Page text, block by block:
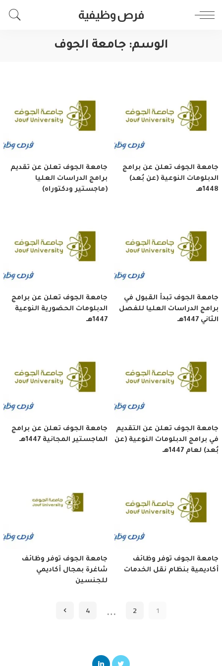
فرص وظيفية
الوسم: جامعة الجوف
جامعة الجوف تعلن عن برامج
الدبلومات النوعية (عن بُعد)
1448هـ
جامعة الجوف تعلن عن تقديم
برامج الدراسات العليا
(ماجستير ودكتوراه)
جامعة الجوف تبدأ القبول في
برامج الدراسات العليا للفصل
الثاني 1447هـ
جامعة الجوف تعلن عن برامج
الدبلومات الحضورية النوعية
1447هـ
جامعة الجوف تعلن عن التقديم
في برامج الدبلومات النوعية (عن
بُعد) لعام 1447هـ
جامعة الجوف تعلن عن برامج
الماجستير المجانية 1447هـ
جامعة الجوف توفر وظائف
أكاديمية بنظام نقل الخدمات
جامعة الجوف توفر وظائف
شاغرة بمجال أكاديمي
للجنسين
1
2
…
4